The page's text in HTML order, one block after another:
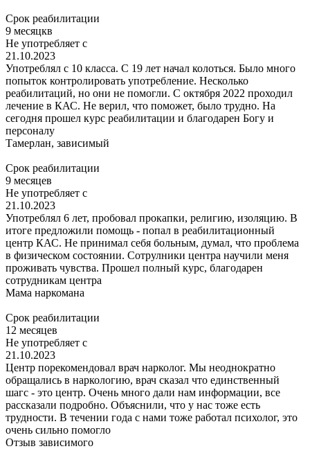
Срок реабилитации
9 месяцкв
Не употребляет с
21.10.2023
Употреблял с 10 класса. С 19 лет начал колоться. Было много
попыток контролировать употребление. Несколько
реабилитаций, но они не помогли. С октября 2022 проходил
лечение в КАС. Не верил, что поможет, было трудно. На
сегодня прошел курс реабилитации и благодарен Богу и
персоналу
Тамерлан, зависимый
Срок реабилитации
9 месяцев
Не употребляет с
21.10.2023
Употреблял 6 лет, пробовал прокапки, религию, изоляцию. В
итоге предложили помощь - попал в реабилитационный
центр КАС. Не принимал себя больным, думал, что проблема
в физическом состоянии. Сотрулники центра научили меня
проживать чувства. Прошел полный курс, благодарен
сотрудникам центра
Мама наркомана
Срок реабилитации
12 месяцев
Не употребляет с
21.10.2023
Центр порекомендовал врач нарколог. Мы неоднократно
обращались в наркологию, врач сказал что единственный
шагс - это центр. Очень много дали нам информации, все
рассказали подробно. Объяснили, что у нас тоже есть
трудности. В течении года с нами тоже работал психолог, это
очень сильно помогло
Отзыв зависимого